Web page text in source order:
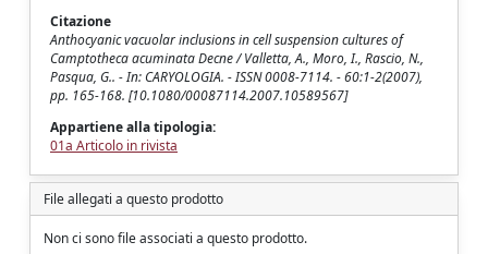
Citazione
Anthocyanic vacuolar inclusions in cell suspension cultures of
Camptotheca acuminata Decne / Valletta, A., Moro, I., Rascio, N.,
Pasqua, G.. - In: CARYOLOGIA. - ISSN 0008-7114. - 60:1-2(2007),
pp. 165-168. [10.1080/00087114.2007.10589567]
Appartiene alla tipologia:
01a Articolo in rivista
File allegati a questo prodotto
Non ci sono file associati a questo prodotto.